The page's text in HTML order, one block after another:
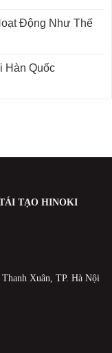
Động Như Thế
Hàn Quốc
TẠO HINOKI
Xuân, TP. Hà Nội